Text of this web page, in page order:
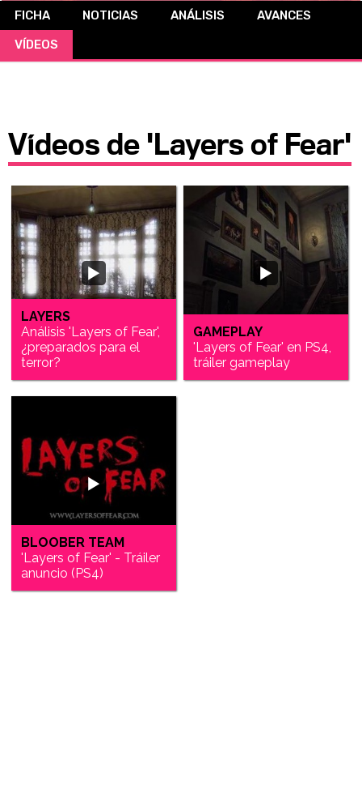
CÓMICS
FICHA NOTICIAS ANÁLISIS
AVANCES
VÍDEOS
Vídeos de 'Layers of Fear'
LAYERS
Análisis 'Layers of Fear',
¿preparados para el
terror?
GAMEPLAY
'Layers of Fear' en PS4,
tráiler gameplay
BLOOBER TEAM
'Layers of Fear' - Tráiler
anuncio (PS4)